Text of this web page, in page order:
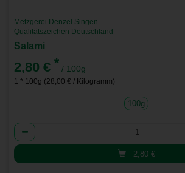
Metzgerei Denzel Singen
Qualitätszeichen Deutschland
Salami
2,80 € * / 100g
1 * 100g (28,00 € / Kilogramm)
100g
Anzahl
2,80 €